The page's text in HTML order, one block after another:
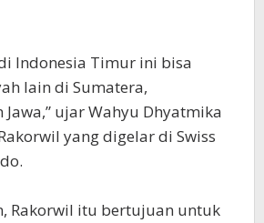
Indonesia Timur ini bisa
lain di Sumatera,
ujar Wahyu Dhyatmika
yang digelar di Swiss
Rakorwil itu bertujuan untuk